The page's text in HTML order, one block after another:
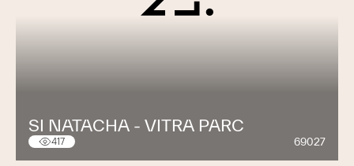
SI NATACHA - VITRA PARC
417 69027